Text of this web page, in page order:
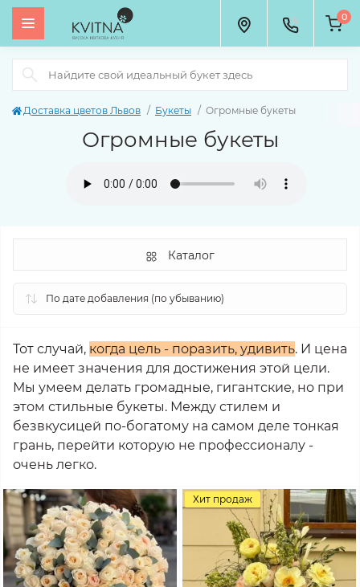
0
Доставка цветов Львов Букеты Огромные букеты
Огромные букеты
Каталог
Тот случай, когда цель - поразить, удивить. И цена
не имеет значения для достижения этой цели.
Мы умеем делать громадные, гигантские, но при
этом стильные букеты. Между стилем и
безвкусицей по-богатому на самом деле тонкая
грань, перейти которую не профессионалу -
очень легко.
Хит продаж